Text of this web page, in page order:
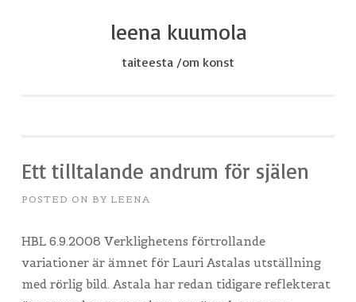
leena kuumola
taiteesta /om konst
Ett tilltalande andrum för själen
POSTED ON BY LEENA
HBL 6.9.2008 Verklighetens förtrollande
variationer är ämnet för Lauri Astalas utställning
med rörlig bild. Astala har redan tidigare reflekterat